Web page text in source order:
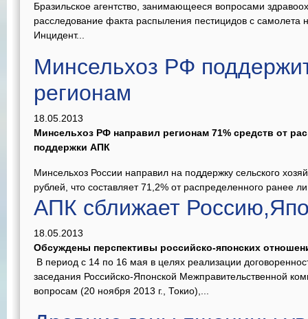
Бразильское агентство, занимающееся вопросами
расследование факта распыления пестицидов с самолета
Инцидент...
Минсельхоз РФ
регионам
18.05.2013
Минсельхоз РФ направил регионам 71% средств от
поддержки АПК
Минсельхоз России направил на поддержку сельского
рублей, что составляет 71,2% от распределенного ранее
АПК сближает
18.05.2013
Обсуждены перспективы российско-японских
В период с 14 по 16 мая в целях реализации
заседания Российско-Японской Межправительственной
вопросам (20 ноября 2013 г., Токио),...